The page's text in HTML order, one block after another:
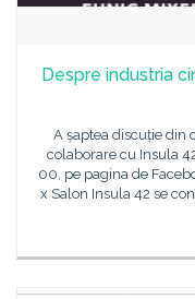
Despre industria
A șaptea discuție din
colaborare cu Insula
00, pe pagina de
x Salon Insula 42 se